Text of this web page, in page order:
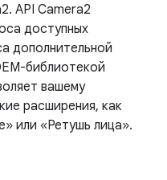
API Camera2
доступных
дополнительной
библиотекой
вашему
расширения, как
или «Ретушь лица».